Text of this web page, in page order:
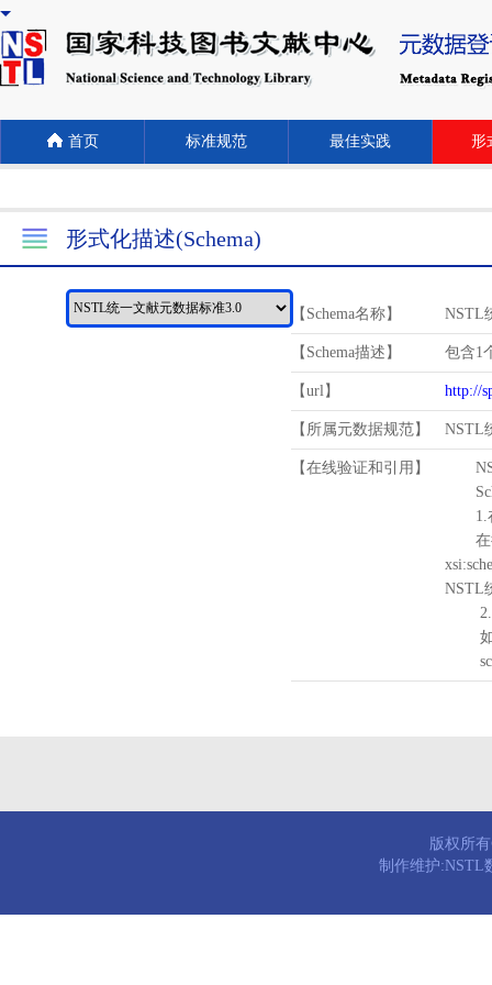
首页 标准规范 最佳实践 形
形式化描述(Schema)
【Schema名称】 NSTL
【Schema描述】 包含1
【url】 http://
【所属元数据规范】 NSTL
【在线验证和引用】
1.
在待
NSTL
2.
如需
版权所
制作维护:NSTL